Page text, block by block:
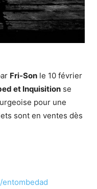
Fri-Son le 10 février
et Inquisition se
pour une
sont en ventes dès